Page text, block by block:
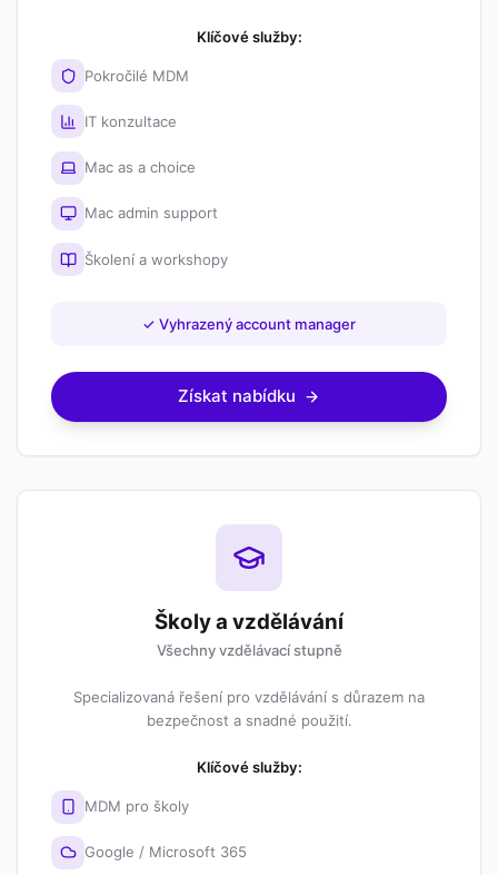
Klíčové služby:
Pokročilé MDM
IT konzultace
Mac as a choice
Mac admin support
Školení a workshopy
✓ Vyhrazený account manager
Získat nabídku
Školy a vzdělávání
Všechny vzdělávací stupně
Specializovaná řešení pro vzdělávání s důrazem na
bezpečnost a snadné použití.
Klíčové služby:
MDM pro školy
Google / Microsoft 365